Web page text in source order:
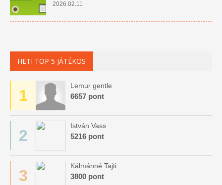
2026.02.11
HETI TOP 5 JÁTÉKOS
1
Lemur gentle
6657 pont
2
István Vass
5216 pont
3
Kálmánné Tajti
3800 pont